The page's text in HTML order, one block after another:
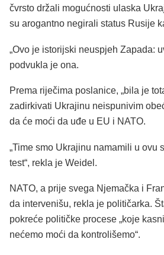
čvrsto držali mogućnosti ulaska
su arogantno negirali status Rusije
„Ovo je istorijski neuspjeh Zapada:
podvukla je ona.
Prema riječima poslanice, „bila je
zadirkivati Ukrajinu neispunivim
da će moći da uđe u EU i NATO.
„Time smo Ukrajinu namamili u ovu
test“, rekla je Weidel.
NATO, a prije svega Njemačka i
da intervenišu, rekla je političarka.
pokreće političke procese „koje
nećemo moći da kontrolišemo“.